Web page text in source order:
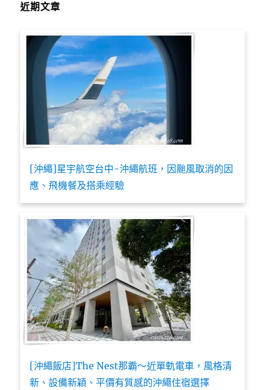
近期文章
[沖繩]星宇航空台中-沖繩航班，因颱風取消的因
應、飛機餐及搭乘經驗
[沖繩飯店]The Nest那霸～近單軌電車，風格清
新、設備新穎、平價有質感的沖繩住宿選擇